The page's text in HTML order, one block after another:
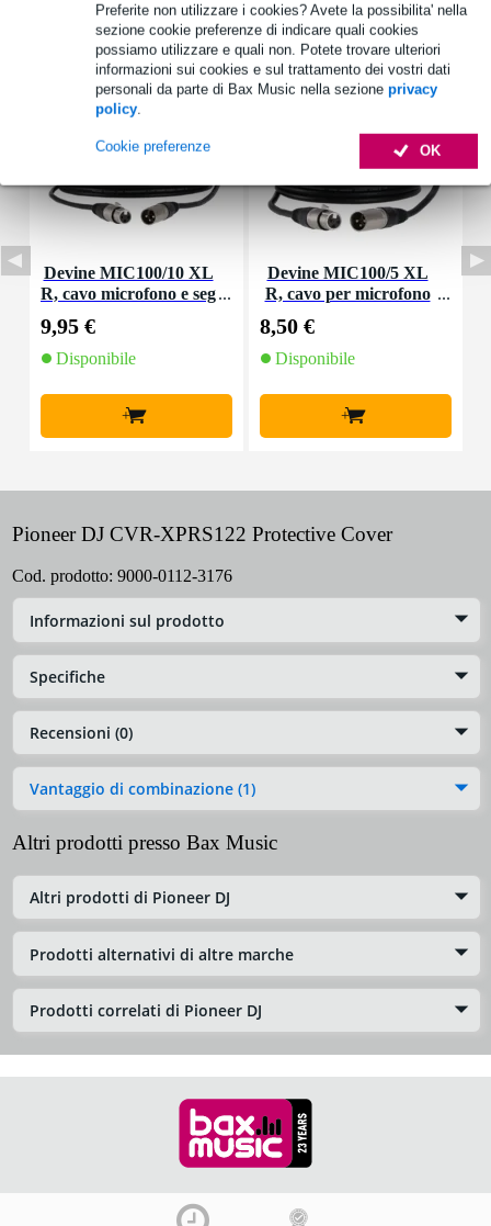
Preferite non utilizzare i cookies? Avete la possibilita' nella
sezione cookie preferenze di indicare quali cookies
possiamo utilizzare e quali non. Potete trovare ulteriori
informazioni sui cookies e sul trattamento dei vostri dati
personali da parte di Bax Music nella sezione privacy
policy.
OK
Cookie preferenze
Accessori (29)
Devine MIC100/10 XL
R, cavo microfono e seg
9,95 €
Disponibile
+
Devine MIC100/5 XL
R, cavo per microfono
8,50 €
Disponibile
+
Pioneer DJ CVR-XPRS122 Protective Cover
Cod. prodotto: 9000-0112-3176
Informazioni sul prodotto
Specifiche
Recensioni (0)
Vantaggio di combinazione (1)
Altri prodotti presso Bax Music
Altri prodotti di Pioneer DJ
Prodotti alternativi di altre marche
Prodotti correlati di Pioneer DJ